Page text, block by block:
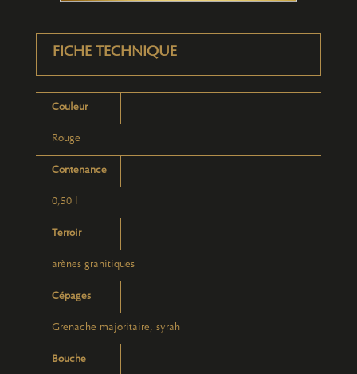
FICHE TECHNIQUE
Couleur
Rouge
Contenance
0,50 l
Terroir
arènes granitiques
Cépages
Grenache majoritaire, syrah
Bouche